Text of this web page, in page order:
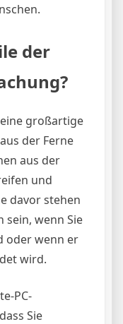
der
großartige
der Ferne
aus der
und
davor stehen
sein, wenn Sie
oder wenn er
wird.
PC-
Sie